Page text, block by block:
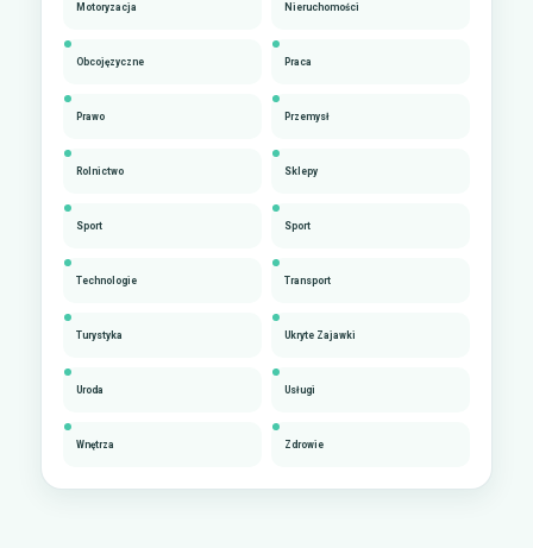
Motoryzacja Nieruchomości
Obcojęzyczne Praca
Prawo Przemysł
Rolnictwo Sklepy
Sport Sport
Technologie Transport
Turystyka Ukryte Zajawki
Uroda Usługi
Wnętrza Zdrowie